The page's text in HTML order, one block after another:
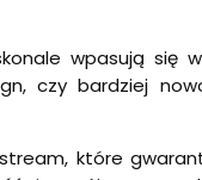
wpasują się
czy bardziej
które